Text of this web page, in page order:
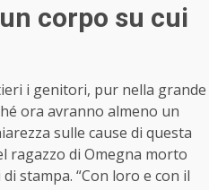
corpo su cui
i genitori, pur nella grande
ora avranno almeno un
sulle cause di questa
ragazzo di Omegna morto
stampa. “Con loro e con il